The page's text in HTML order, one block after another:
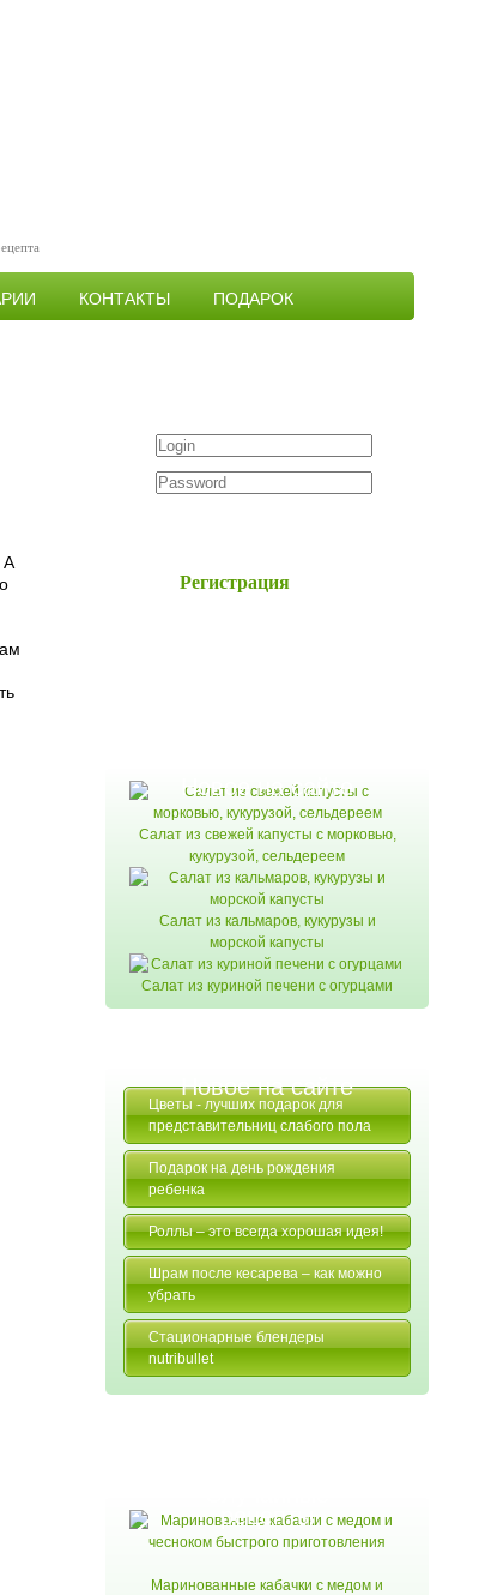
КОНТАКТЫ ПОДАРОК
А
Регистрация
Новое на сайте
Салат из свежей капусты с морковью,
кукурузой, сельдереем
Салат из кальмаров, кукурузы и
морской капусты
Салат из куриной печени с огурцами
Новое на сайте
Цветы - лучших подарок для
представительниц слабого пола
Подарок на день рождения
ребенка
Роллы – это всегда хорошая идея!
Шрам после кесарева – как можно
убрать
Стационарные блендеры
nutribullet
рецепты
Маринованные кабачки с медом и